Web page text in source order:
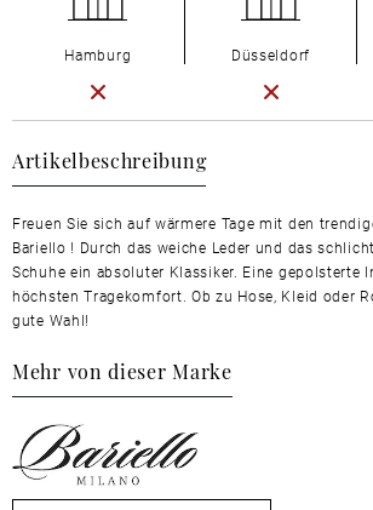
Artikelbeschreibung
Freuen Sie sich auf wärmere Tage mit den
Bariello ! Durch das weiche Leder und das
Schuhe ein absoluter Klassiker. Eine gepolsterte
höchsten Tragekomfort. Ob zu Hose, Kleid oder
gute Wahl!
Mehr von dieser Marke
Hamburg Düsseldorf